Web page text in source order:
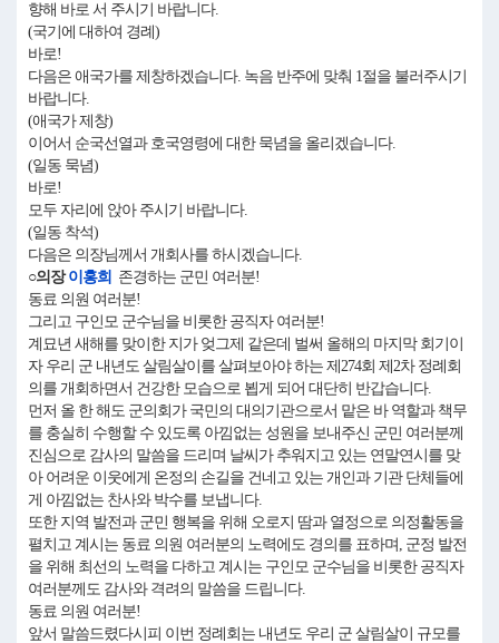
향해 바로 서 주시기 바랍니다.
(국기에 대하여 경례)
바로!
다음은 애국가를 제창하겠습니다. 녹음 반주에 맞춰 1절을 불러주시기
바랍니다.
(애국가 제창)
이어서 순국선열과 호국영령에 대한 묵념을 올리겠습니다.
(일동 묵념)
바로!
모두 자리에 앉아 주시기 바랍니다.
(일동 착석)
다음은 의장님께서 개회사를 하시겠습니다.
○의장이홍희 존경하는 군민 여러분!
동료 의원 여러분!
그리고 구인모 군수님을 비롯한 공직자 여러분!
계묘년 새해를 맞이한 지가 엊그제 같은데 벌써 올해의 마지막 회기이
자 우리 군 내년도 살림살이를 살펴보아야 하는 제274회 제2차 정례회
의를 개회하면서 건강한 모습으로 뵙게 되어 대단히 반갑습니다.
먼저 올 한 해도 군의회가 국민의 대의기관으로서 맡은 바 역할과 책무
를 충실히 수행할 수 있도록 아낌없는 성원을 보내주신 군민 여러분께
진심으로 감사의 말씀을 드리며 날씨가 추워지고 있는 연말연시를 맞
아 어려운 이웃에게 온정의 손길을 건네고 있는 개인과 기관 단체들에
게 아낌없는 찬사와 박수를 보냅니다.
또한 지역 발전과 군민 행복을 위해 오로지 땀과 열정으로 의정활동을
펼치고 계시는 동료 의원 여러분의 노력에도 경의를 표하며, 군정 발전
을 위해 최선의 노력을 다하고 계시는 구인모 군수님을 비롯한 공직자
여러분께도 감사와 격려의 말씀을 드립니다.
동료 의원 여러분!
앞서 말씀드렸다시피 이번 정례회는 내년도 우리 군 살림살이 규모를